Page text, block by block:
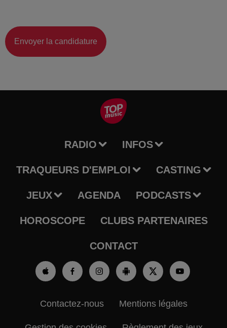
Envoyer la candidature
RADIO INFOS
TRAQUEURS D'EMPLOI CASTING
JEUX AGENDA PODCASTS
HOROSCOPE CLUBS PARTENAIRES
CONTACT
Contactez-nous Mentions légales